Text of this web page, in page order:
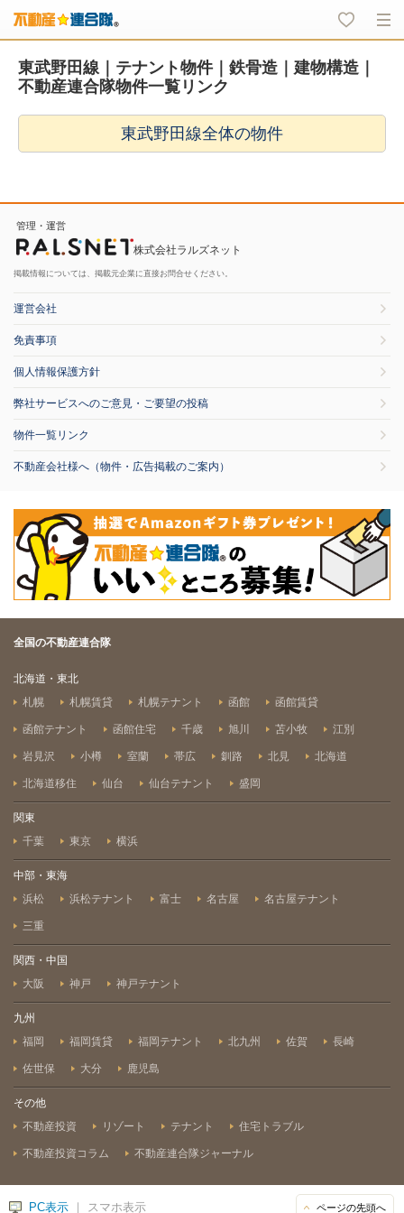
東武野田線｜テナント物件｜鉄骨造｜建物構造｜
不動産連合隊物件一覧リンク
東武野田線全体の物件
管理・運営
株式会社ラルズネット
掲載情報については、掲載元企業に直接お問合せください。
運営会社
免責事項
個人情報保護方針
弊社サービスへのご意見・ご要望の投稿
物件一覧リンク
不動産会社様へ（物件・広告掲載のご案内）
全国の不動産連合隊
北海道・東北
札幌
札幌賃貸 札幌テナント 函館 函館賃貸
函館テナント 函館住宅 千歳 旭川 苫小牧 江別
岩見沢 小樽 室蘭 帯広 釧路 北見 北海道
北海道移住 仙台 仙台テナント 盛岡
関東
千葉
東京 横浜
中部・東海
浜松
浜松テナント 富士 名古屋 名古屋テナント
三重
関西・中国
大阪
神戸 神戸テナント
九州
福岡
福岡賃貸 福岡テナント 北九州 佐賀 長崎
佐世保 大分 鹿児島
その他
不動産投資
リゾート テナント 住宅トラブル
不動産投資コラム 不動産連合隊ジャーナル
PC表示 ｜ スマホ表示 ページの先頭へ